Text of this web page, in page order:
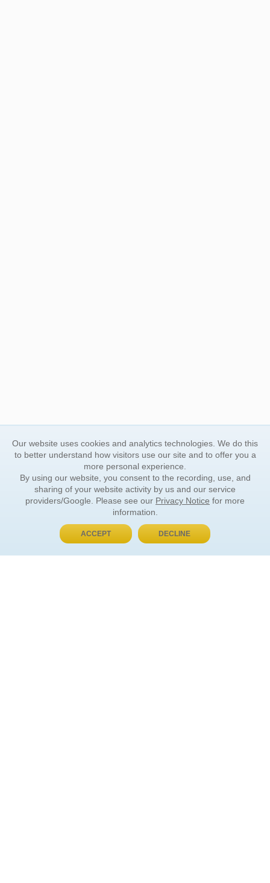
BUY NOW, PAY LATER
Our website uses cookies and analytics technologies. We do this
to better understand how visitors use our site and to offer you a
more personal experience.
By using our website, you consent to the recording, use, and
sharing of your website activity by us and our service
providers/Google. Please see our Privacy Notice for more
information.
ACCEPT DECLINE